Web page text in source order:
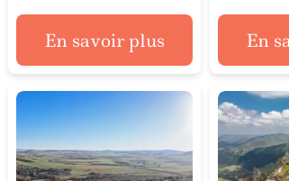
En savoir plus En